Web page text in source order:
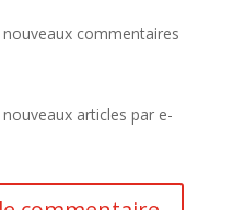
commentaires
articles par e-